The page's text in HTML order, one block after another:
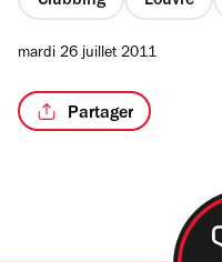
mardi 26 juillet 2011
Partager